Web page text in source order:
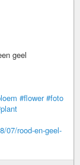
#flower #foto
07/rood-en-geel-